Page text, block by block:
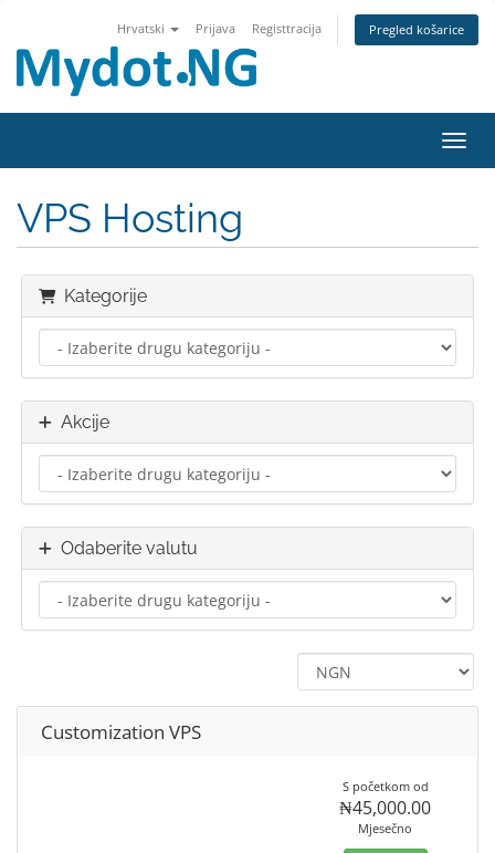
Hrvatski Prijava Registtracija Pregled košarice
VPS Hosting
Kategorije
Akcije
Odaberite valutu
Customization VPS
S početkom od
₦45,000.00
Mjesečno